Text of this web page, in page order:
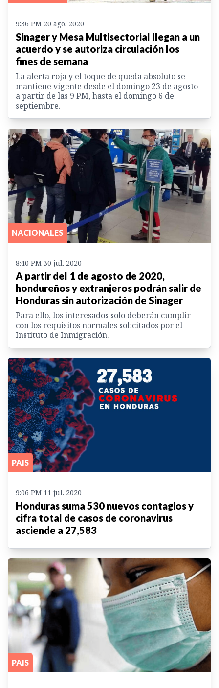
9:36 PM 20 ago. 2020
Sinager y Mesa Multisectorial llegan a un
acuerdo y se autoriza circulación los
fines de semana
La alerta roja y el toque de queda absoluto se
mantiene vigente desde el domingo 23 de agosto
a partir de las 9 PM, hasta el domingo 6 de
septiembre.
NACIONALES
8:40 PM 30 jul. 2020
A partir del 1 de agosto de 2020,
hondureños y extranjeros podrán salir de
Honduras sin autorización de Sinager
Para ello, los interesados solo deberán cumplir
con los requisitos normales solicitados por el
Instituto de Inmigración.
PAIS
9:06 PM 11 jul. 2020
Honduras suma 530 nuevos contagios y
cifra total de casos de coronavirus
asciende a 27,583
PAIS